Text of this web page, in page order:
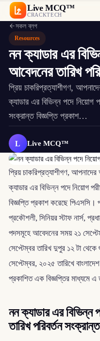
Live MCQ™
CRACKTECH
সকল ব্লগ
Resources
নন ক্যাডার এর
আবেদনের তারিখ
প্রিয় চাকরিপ্রত্যাশীগণ,
ক্যাডার এর বিভিন্ন পদে নিয়োগ
সংক্রান্ত বিজ্ঞপ্তি প্রকাশ…
L Live MCQ™
প্রিয় চাকরিপ্রত্যাশীগণ,
ক্যাডার এর বিভিন্ন পদে নিয়োগ
বিজ্ঞপ্তি প্রকাশ করেছে পিএসসি।
প্রকৌশলী, সিনিয়র স্টাফ নার্স,
পদসমূহে আবেদনের সময় ২১
সেপ্টেম্বর তারিখ দুপুর ১২ টা
সেপ্টেম্বর, ২০২৫ তারিখে
প্রকাশিত এক বিজ্ঞপ্তির মাধ্যমে এ
নন ক্যাডার এর বিভিন্ন
তারিখ পরিবর্তন